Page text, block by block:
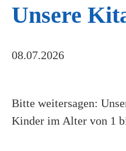
Unsere
08.07.2026
Bitte weitersagen:
Kinder im Alter von 1